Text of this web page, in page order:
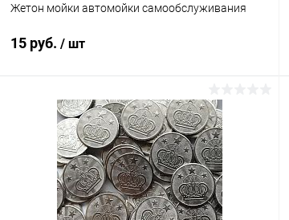
Жетон мойки автомойки самообслуживания
15 руб. / шт
В корзину
Купить в 1 клик Сравнение
В избранное В наличии